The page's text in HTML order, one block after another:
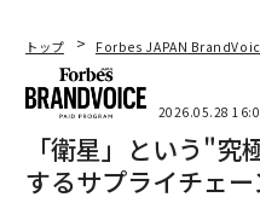
トップ Forbes JAPAN
2026.05.28
「衛星」という"
するサプライチェ